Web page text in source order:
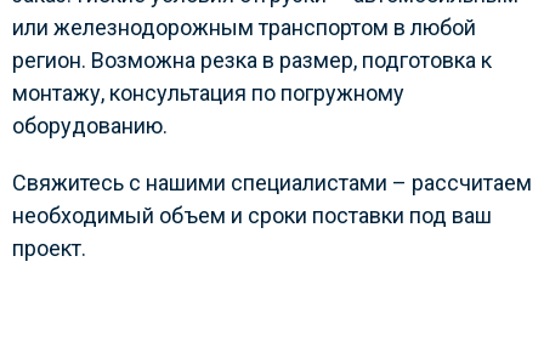
или железнодорожным транспортом в любой
регион. Возможна резка в размер, подготовка к
монтажу, консультация по погружному
оборудованию.
Свяжитесь с нашими специалистами – рассчитаем
необходимый объем и сроки поставки под ваш
проект.